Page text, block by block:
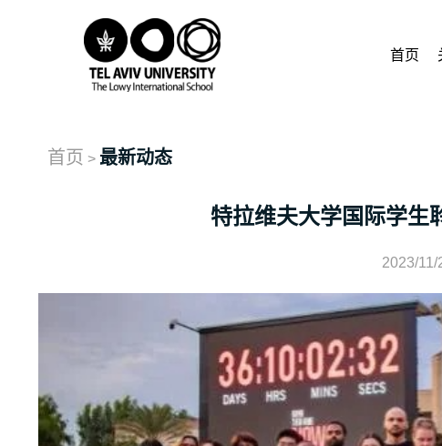
首页
首页 > 最新动态
特拉维夫大学国际学生
2023/11/